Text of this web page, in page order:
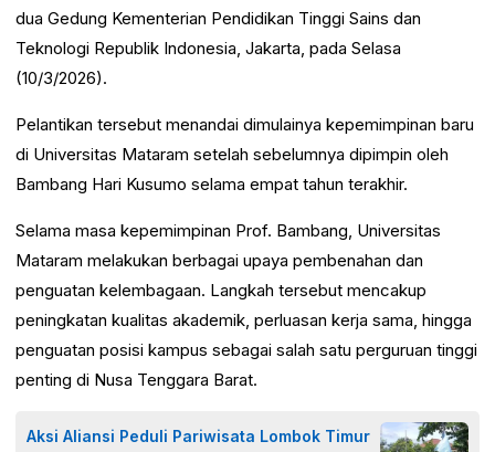
dua Gedung Kementerian Pendidikan Tinggi Sains dan
Teknologi Republik Indonesia, Jakarta, pada Selasa
(10/3/2026).
Pelantikan tersebut menandai dimulainya kepemimpinan baru
di Universitas Mataram setelah sebelumnya dipimpin oleh
Bambang Hari Kusumo selama empat tahun terakhir.
Selama masa kepemimpinan Prof. Bambang, Universitas
Mataram melakukan berbagai upaya pembenahan dan
penguatan kelembagaan. Langkah tersebut mencakup
peningkatan kualitas akademik, perluasan kerja sama, hingga
penguatan posisi kampus sebagai salah satu perguruan tinggi
penting di Nusa Tenggara Barat.
Aksi Aliansi Peduli Pariwisata Lombok Timur